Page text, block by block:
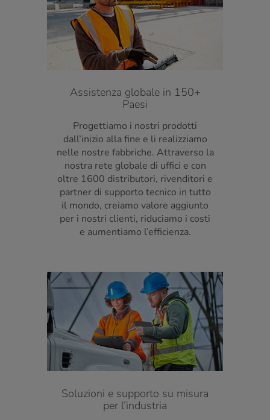
Assistenza globale in 150+
Paesi
Progettiamo i nostri prodotti
dall’inizio alla fine e li realizziamo
nelle nostre fabbriche. Attraverso la
nostra rete globale di uffici e con
oltre 1600 distributori, rivenditori e
partner di supporto tecnico in tutto
il mondo, creiamo valore aggiunto
per i nostri clienti, riduciamo i costi
e aumentiamo l’efficienza.
Soluzioni e supporto su misura
per l’industria